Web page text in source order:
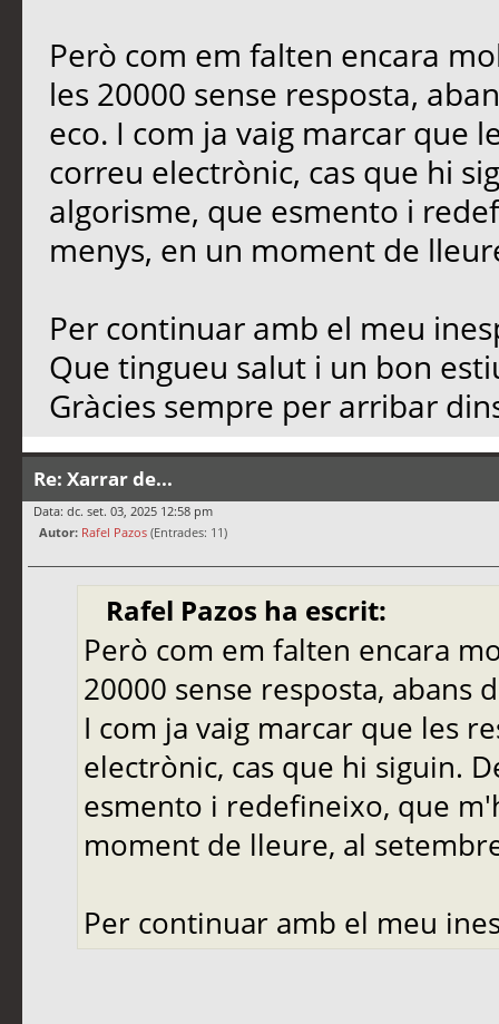
Però com em falten encara
les 20000 sense resposta,
eco. I com ja vaig marcar que
correu electrònic, cas que hi
algorisme, que esmento i
menys, en un moment de
Per continuar amb el meu
Que tingueu salut i un bon
Gràcies sempre per arribar
Re: Xarrar de...
Data: dc. set. 03, 2025 12:58 pm
Autor: Rafel Pazos (Entrades: 11)
Rafel Pazos ha escrit:
Però com em falten encara
20000 sense resposta, abans
I com ja vaig marcar que les
electrònic, cas que hi siguin.
esmento i redefineixo, que
moment de lleure, al
Per continuar amb el meu